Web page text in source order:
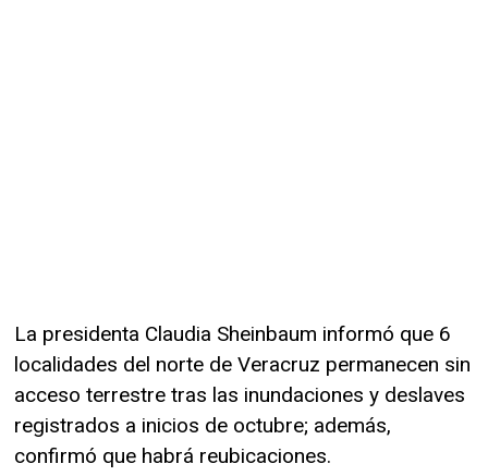
La presidenta Claudia Sheinbaum informó que 6
localidades del norte de Veracruz permanecen sin
acceso terrestre tras las inundaciones y deslaves
registrados a inicios de octubre; además,
confirmó que habrá reubicaciones.